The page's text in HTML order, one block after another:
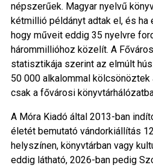
népszerűek. Magyar nyelvű
kétmillió példányt adtak el, és ha
hogy műveit eddig 35 nyelvre
hárommillióhoz közelít. A
statisztikája szerint az elmúlt
50 000 alkalommal
csak a fővárosi
A Móra Kiadó által 2013-ban
életét bemutató vándorkiállítás
helyszínen, könyvtárban vagy
eddig látható, 2026-ban pedig